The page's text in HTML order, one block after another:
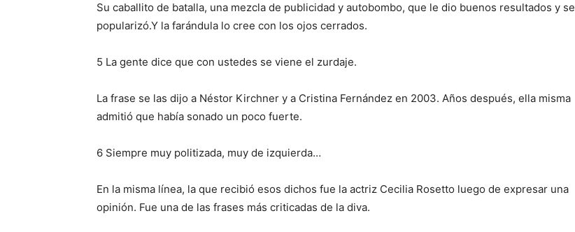
Su caballito de batalla, una mezcla de publicidad y autobombo, que le dio buenos resultados y se
popularizó.Y la farándula lo cree con los ojos cerrados.
5 La gente dice que con ustedes se viene el zurdaje.
La frase se las dijo a Néstor Kirchner y a Cristina Fernández en 2003. Años después, ella misma
admitió que había sonado un poco fuerte.
6 Siempre muy politizada, muy de izquierda…
En la misma línea, la que recibió esos dichos fue la actriz Cecilia Rosetto luego de expresar una
opinión. Fue una de las frases más criticadas de la diva.